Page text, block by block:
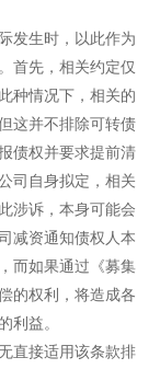
发生时，以此作为
首先，相关约定仅
种情况下，相关的
这并不排除可转债
债权并要求提前清
司自身拟定，相关
涉诉，本身可能会
减资通知债权人本
而如果通过《募集
的权利，将造成各
利益。
直接适用该条款排